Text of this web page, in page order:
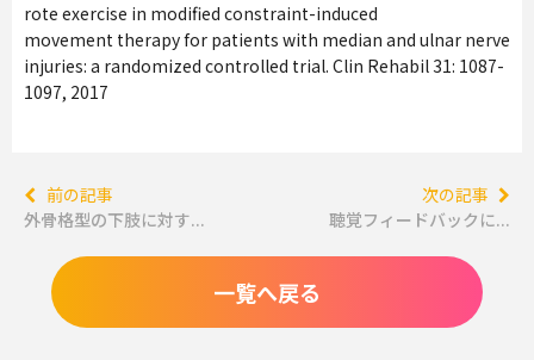
rote exercise in modified constraint-induced
movement therapy for patients with median and ulnar nerve
injuries: a randomized controlled trial. Clin Rehabil 31: 1087-
1097, 2017
前の記事
外骨格型の下肢に対す...
次の記事
聴覚フィードバックに...
一覧へ戻る